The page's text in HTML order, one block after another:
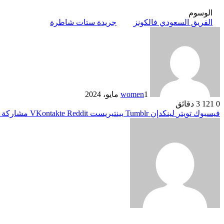
الوسوم
الفريق السعودي فالكونز
جريدة ستات شاطرة
women1 مايو، 2024
0
3 دقائق
فيسبوك تويتر لينكدإن بينتيريست مشاركة